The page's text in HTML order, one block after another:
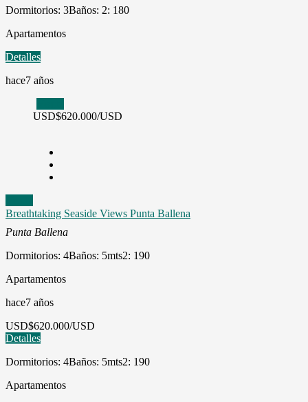
Dormitorios: 3Baños: 2: 180
Apartamentos
Detalles
hace7 años
USD$620.000/USD
Breathtaking Seaside Views Punta Ballena
Punta Ballena
Dormitorios: 4Baños: 5mts2: 190
Apartamentos
hace7 años
USD$620.000/USD
Detalles
Dormitorios: 4Baños: 5mts2: 190
Apartamentos